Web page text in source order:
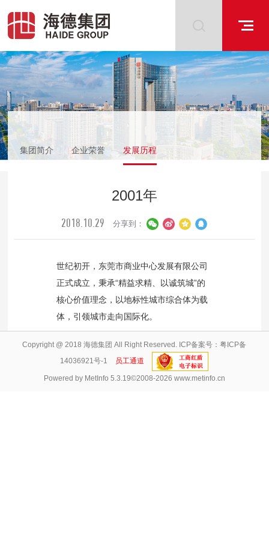
集团简介 企业荣誉 发展历程
2001年
2018.10.29 分享到：
世纪初开，东莞市商业中心发展有限公司
正式成立，秉承“精益求精、以诚筑城”的
核心价值理念，以地标性城市综合体为载
体，引领城市走向国际化。
Copyright @ 2018 海德集团 All Right Reserved. ICP备案号：粤ICP备
14036921号-1
员工通道
Powered by MetInfo 5.3.19©2008-2026 www.metinfo.cn